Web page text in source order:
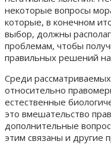
некоторые вопросы
которые, в конечном
выбор, должны
проблемам, чтобы
правильных решений
Среди
относительно
естественные
это вмешательство
дополнительные
этим связаны и